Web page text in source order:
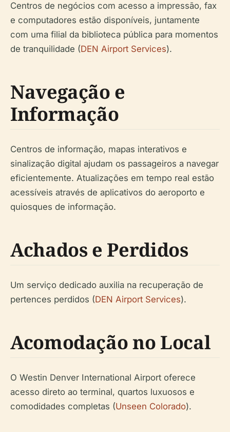
Centros de negócios com acesso a impressão, fax
e computadores estão disponíveis, juntamente
com uma filial da biblioteca pública para momentos
de tranquilidade (DEN Airport Services).
Navegação e
Informação
Centros de informação, mapas interativos e
sinalização digital ajudam os passageiros a navegar
eficientemente. Atualizações em tempo real estão
acessíveis através de aplicativos do aeroporto e
quiosques de informação.
Achados e Perdidos
Um serviço dedicado auxilia na recuperação de
pertences perdidos (DEN Airport Services).
Acomodação no Local
O Westin Denver International Airport oferece
acesso direto ao terminal, quartos luxuosos e
comodidades completas (Unseen Colorado).